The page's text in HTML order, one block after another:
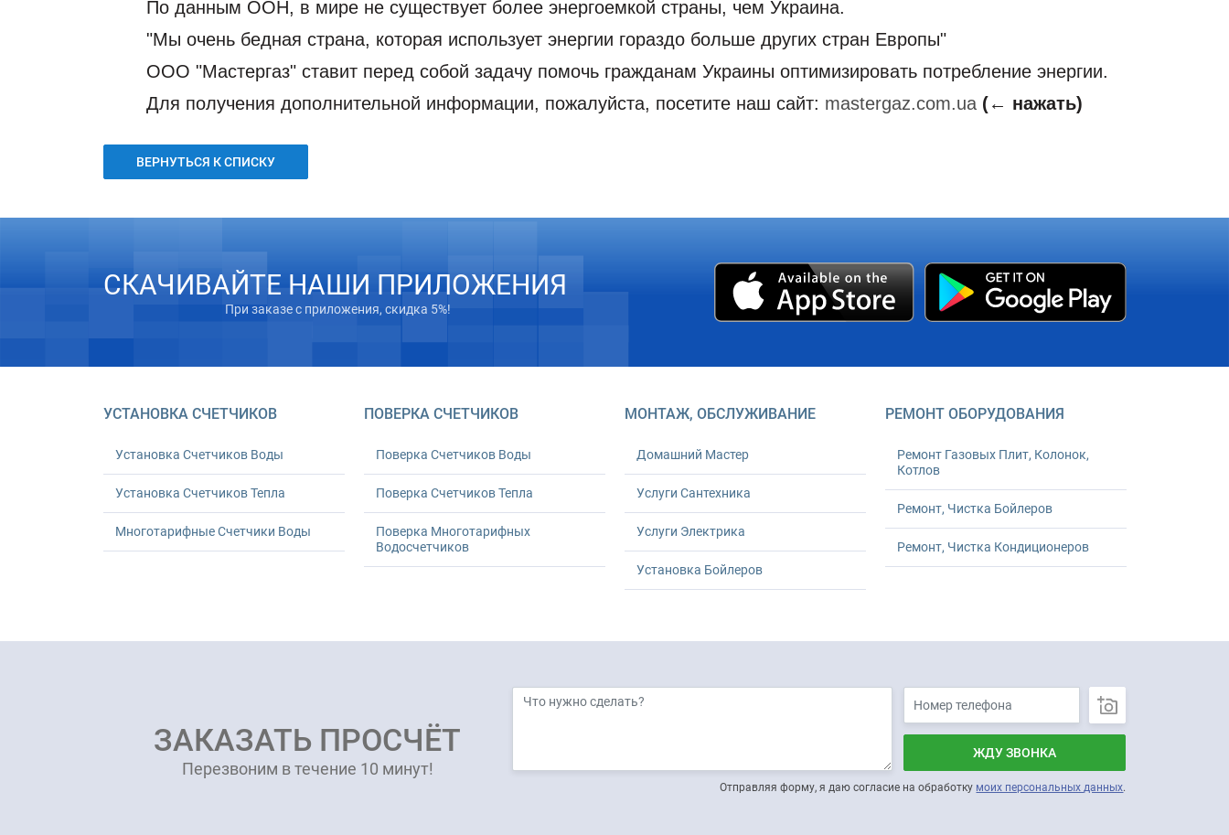
По данным ООН, в мире не существует более энергоемкой страны, чем Украина.
"Мы очень бедная страна, которая использует энергии гораздо больше других стран Европы"
ООО "Mастергаз" ставит перед собой задачу помочь гражданам Украины оптимизировать потребление энергии.
Для получения дополнительной информации, пожалуйста, посетите наш сайт: mastergaz.com.ua (← нажать)
ВЕРНУТЬСЯ К СПИСКУ
СКАЧИВАЙТЕ НАШИ ПРИЛОЖЕНИЯ
При заказе с приложения, скидка 5%!
УСТАНОВКА СЧЕТЧИКОВ
Установка Счетчиков Воды
Установка Счетчиков Тепла
Многотарифные Счетчики Воды
ПОВЕРКА СЧЕТЧИКОВ
Поверка Счетчиков Воды
Поверка Счетчиков Тепла
Поверка Многотарифных
Водосчетчиков
МОНТАЖ, ОБСЛУЖИВАНИЕ
Домашний Мастер
Услуги Сантехника
Услуги Электрика
Установка Бойлеров
РЕМОНТ ОБОРУДОВАНИЯ
Ремонт Газовых Плит, Колонок,
Котлов
Ремонт, Чистка Бойлеров
Ремонт, Чистка Кондиционеров
ЗАКАЗАТЬ ПРОСЧЁТ
Перезвоним в течение 10 минут!
ЖДУ ЗВОНКА
Отправляя форму, я даю согласие на обработку моих персональных данных.